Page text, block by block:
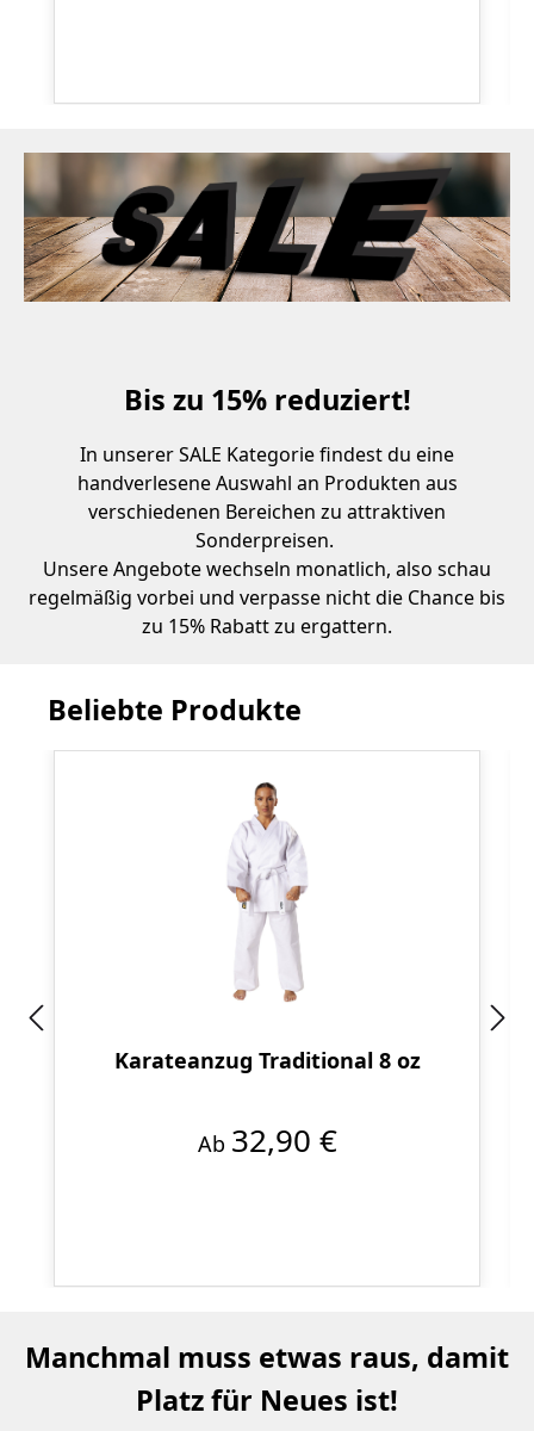
Bis zu 15% reduziert!
In unserer SALE Kategorie findest du eine
handverlesene Auswahl an Produkten aus
verschiedenen Bereichen zu attraktiven
Sonderpreisen.
Unsere Angebote wechseln monatlich, also schau
regelmäßig vorbei und verpasse nicht die Chance bis
zu 15% Rabatt zu ergattern.
Beliebte Produkte
Karateanzug Traditional 8 oz
Ab 32,90 €
Manchmal muss etwas raus, damit
Platz für Neues ist!